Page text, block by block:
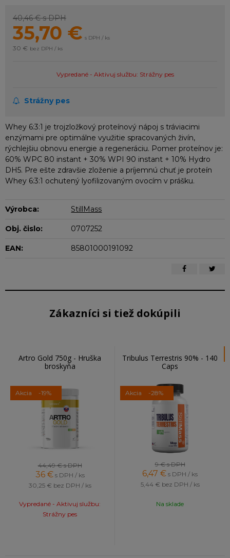
40,46 €s DPH
35,70 € s DPH / ks
30 € bez DPH / ks
Vypredané - Aktivuj službu: Strážny pes
Strážny pes
Whey 6:3:1 je trojzložkový proteínový nápoj s tráviacimi
enzýmami pre optimálne využitie spracovaných živín,
rýchlejšiu obnovu energie a regeneráciu. Pomer proteínov je:
60% WPC 80 instant + 30% WPI 90 instant + 10% Hydro
DH5. Pre ešte zdravšie zloženie a príjemnú chuť je proteín
Whey 6:3:1 ochutený lyofilizovaným ovocím v prášku.
Výrobca: StillMass
Obj. čislo: 0707252
EAN: 85801000191092
Zákazníci si tiež dokúpili
Artro Gold 750g - Hruška
broskyňa
Akcia -19%
44,49 €s DPH
36 € s DPH / ks
30,25 € bez DPH / ks
Vypredané - Aktivuj službu:
Strážny pes
Tribulus Terrestris 90% - 140
Caps
Akcia -28%
9 €s DPH
6,47 € s DPH / ks
5,44 € bez DPH / ks
Na sklade